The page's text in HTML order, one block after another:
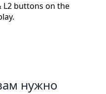
L2 buttons on the
нужно